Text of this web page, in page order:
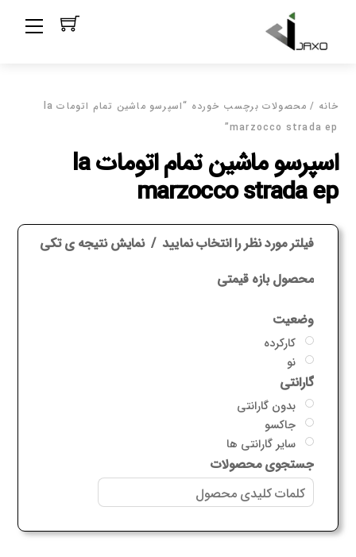
content
خانه / محصولات برچسب خورده “اسپرسو ماشین تمام اتومات la
marzocco strada ep”
اسپرسو ماشین تمام اتومات la
marzocco strada ep
فیلتر مورد نظر را انتخاب نمایید نمایش نتیجه ی تکی
محصول بازه قیمتی
وضعیت
کارکرده
نو
گارانتی
بدون گارانتی
جاکسو
سایر گارانتی ها
جستجوی محصولات